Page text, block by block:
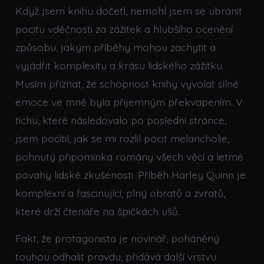
Když jsem knihu dočetl, nemohl jsem se ubránit
pocitu vděčnosti za zážitek a hlubšího ocenění
způsobu, jakým příběhy mohou zachytit a
vyjádřit komplexitu a krásu lidského zážitku.
Musím přiznat, že schopnost knihy vyvolat silné
emoce ve mně byla příjemným překvapením. V
tichu, které následovalo po poslední stránce,
jsem pocítil, jak se mi rozlil pocit melancholie,
pohnutý připomínka romány všech věcí a letmé
povahy lidské zkušenosti. Příběh Harley Quinn je
komplexní a fascinující, plný obratů a zvratů,
které drží čtenáře na špičkách ušů.
Fakt, že protagonista je novinář, poháněný
touhou odhalit pravdu, přidává další vrstvu